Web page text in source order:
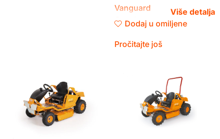
Vanguard
Oznaka motoraV-Twin
Dodaj u omiljene
Pročitajte još